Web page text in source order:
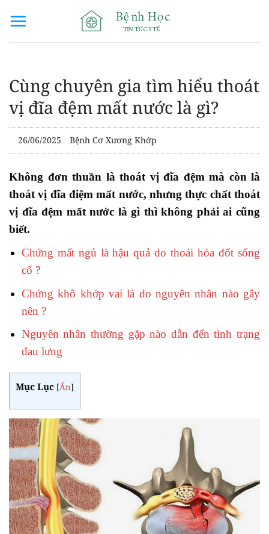
qua
Cùng chuyên gia tìm hiểu thoát
vị đĩa đệm mất nước là gì?
26/06/2025 Bệnh Cơ Xương Khớp
Không đơn thuần là thoát vị đĩa đệm mà còn là
thoát vị đĩa điệm mất nước, nhưng thực chất thoát
vị đĩa đệm mất nước là gì thì không phải ai cũng
biết.
Chứng mất ngủ là hậu quả do thoái hóa đốt sống
cổ ?
Chứng khô khớp vai là do nguyên nhân nào gây
nên ?
Nguyên nhân thường gặp nào dẫn đến tình trạng
đau lưng
Mục Lục [Ẩn]